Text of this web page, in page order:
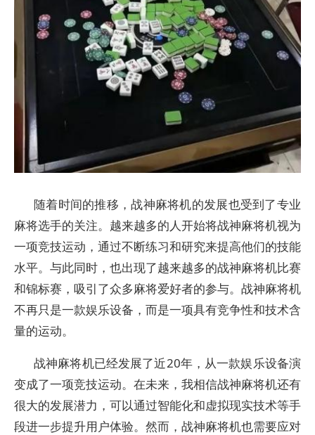
随着时间的推移，战神麻将机的发展也受到了专业
麻将选手的关注。越来越多的人开始将战神麻将机视为
一项竞技运动，通过不断练习和研究来提高他们的技能
水平。与此同时，也出现了越来越多的战神麻将机比赛
和锦标赛，吸引了众多麻将爱好者的参与。战神麻将机
不再只是一款娱乐设备，而是一项具有竞争性和技术含
量的运动。
战神麻将机已经发展了近20年，从一款娱乐设备演
变成了一项竞技运动。在未来，我相信战神麻将机还有
很大的发展潜力，可以通过智能化和虚拟现实技术等手
段进一步提升用户体验。然而，战神麻将机也需要应对